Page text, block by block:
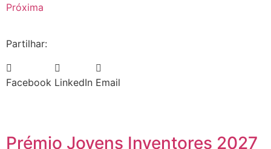
Próxima
Partilhar:
Facebook LinkedIn Email
Prémio Jovens Inventores 2027